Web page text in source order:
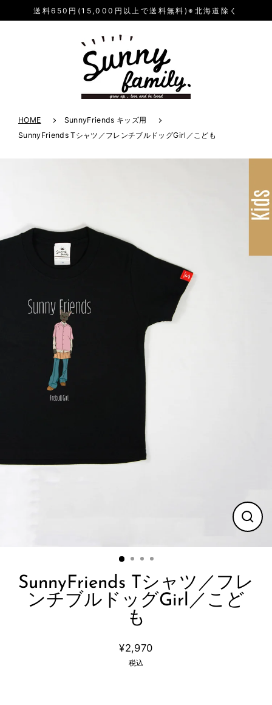
送料650円(15,000円以上で送料無料)※北海道除く
HOME
SunnyFriends キッズ用
SunnyFriends Tシャツ／フレンチブルドッグGirl／こども
SunnyFriends Tシャツ／フレ
ンチブルドッグGirl／こど
も
通
常
¥2,970
税込